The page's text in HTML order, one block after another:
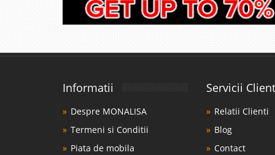
Mobilier Camere
linia moderna a
plina de armonie, stil
Camera
tineret MONALISA
mobilier pt. copii si
Informatii
Despre MONALISA
Termeni si Conditii
Piata de mobila
Servicii
Relatii Clienti
Blog
Contact